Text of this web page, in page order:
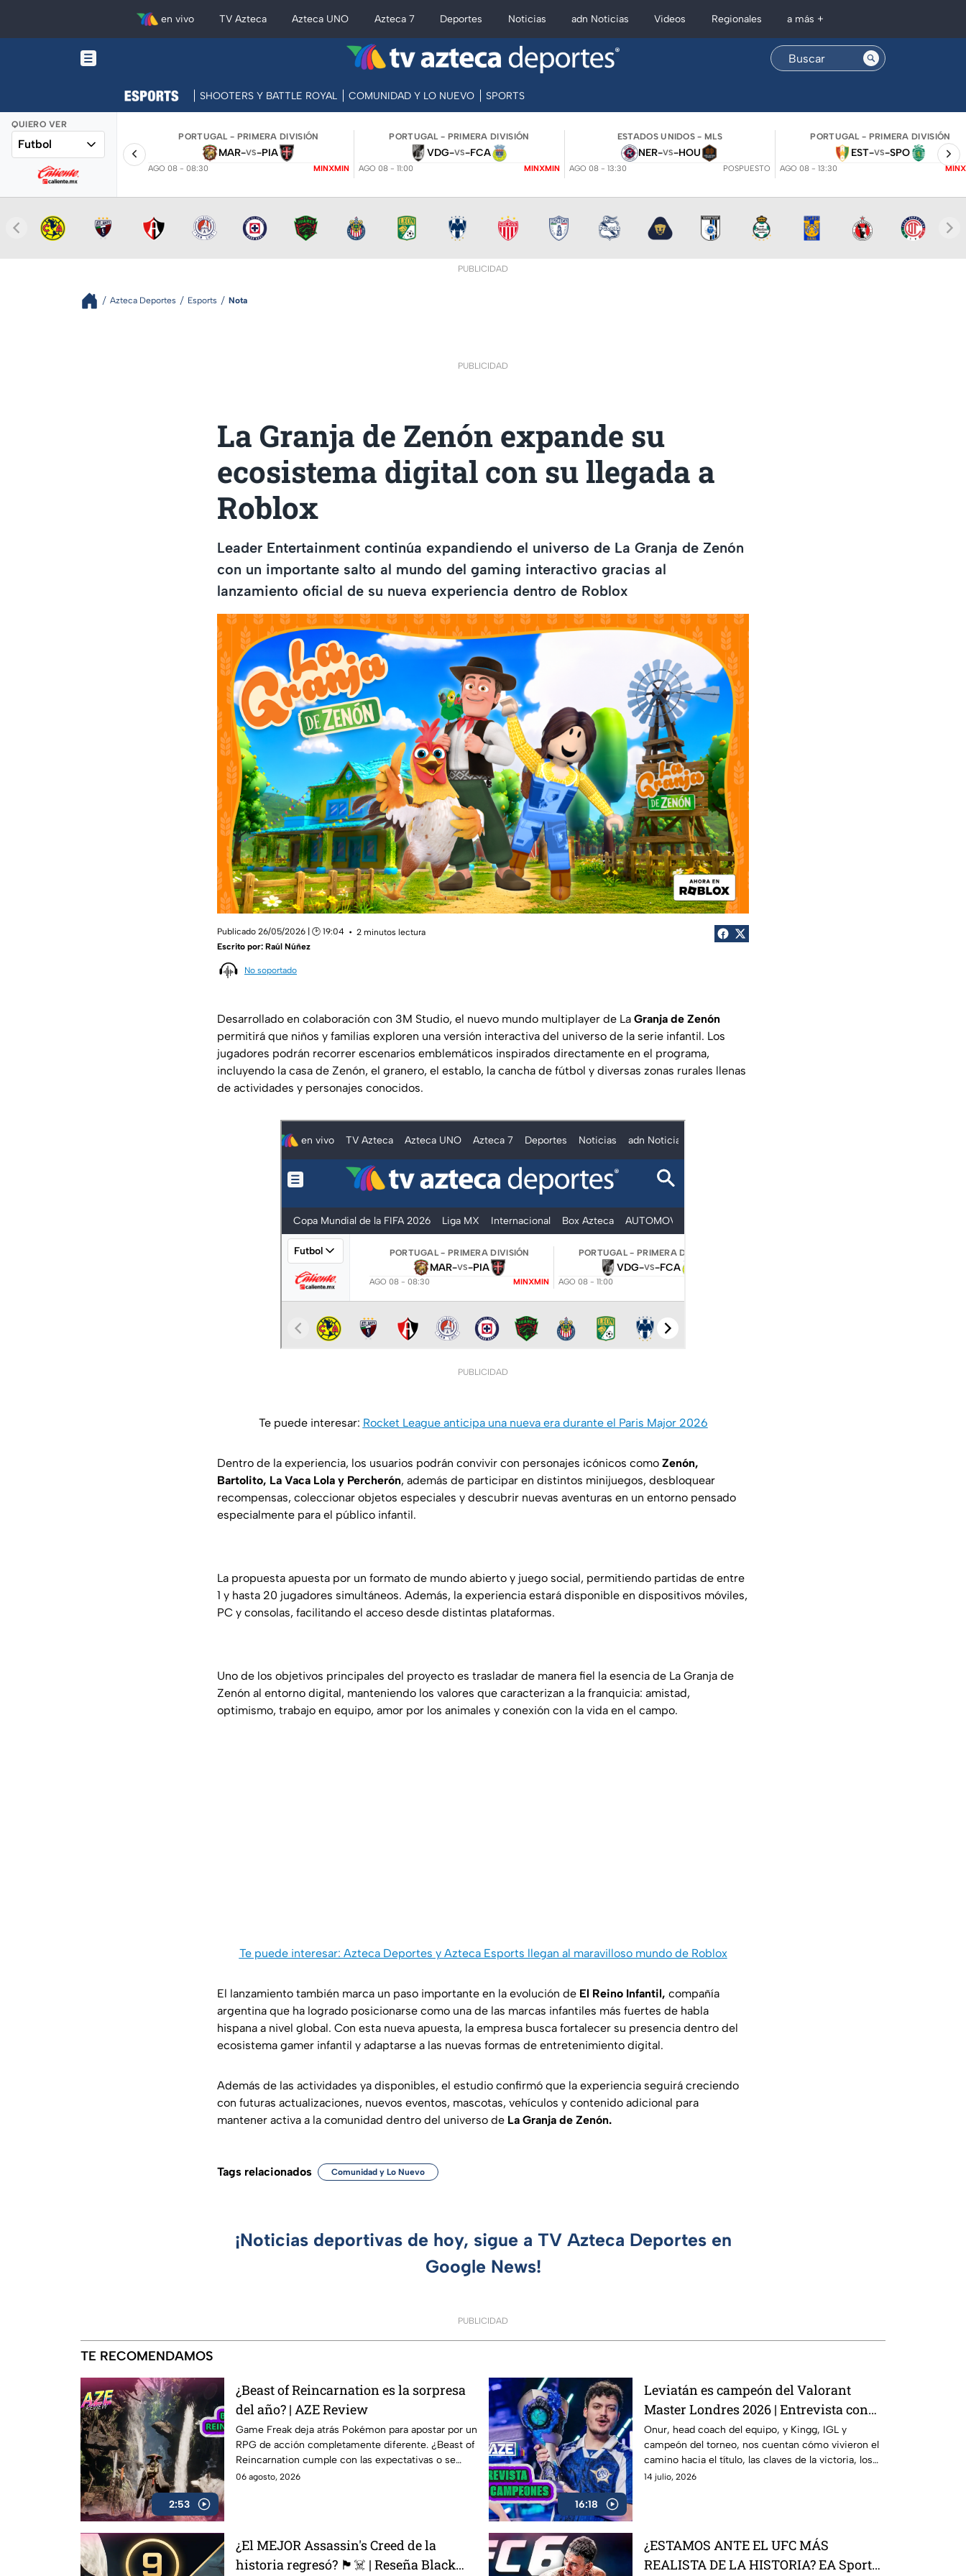
en vivo TV Azteca Azteca UNO Azteca 7 Deportes Noticias adn Noticias Videos Regionales a más +
SHOOTERS Y BATTLE ROYAL COMUNIDAD Y LO NUEVO SPORTS
QUIERO VER
Futbol
PORTUGAL - PRIMERA DIVISIÓN
MAR-VS-PIA
AGO 08 - 08:30 MINXMIN
PORTUGAL - PRIMERA DIVISIÓN
VDG-VS-FCA
AGO 08 - 11:00 MINXMIN
ESTADOS UNIDOS - MLS
NER-VS-HOU
AGO 08 - 13:30 POSPUESTO
PORTUGAL - PRIMERA DIVISIÓN
EST-VS-SPO
AGO 08 - 13:30
PUBLICIDAD
Azteca Deportes Esports Nota
PUBLICIDAD
La Granja de Zenón expande su
ecosistema digital con su llegada a
Roblox
Leader Entertainment continúa expandiendo el universo de La Granja de Zenón
con un importante salto al mundo del gaming interactivo gracias al
lanzamiento oficial de su nueva experiencia dentro de Roblox
Publicado 26/05/2026 | 🕑 19:04
2 minutos lectura
Escrito por: Raúl Núñez
No soportado
Desarrollado en colaboración con 3M Studio, el nuevo mundo multiplayer de La Granja de Zenón
permitirá que niños y familias exploren una versión interactiva del universo de la serie infantil. Los
jugadores podrán recorrer escenarios emblemáticos inspirados directamente en el programa,
incluyendo la casa de Zenón, el granero, el establo, la cancha de fútbol y diversas zonas rurales llenas
de actividades y personajes conocidos.
PUBLICIDAD
Te puede interesar: Rocket League anticipa una nueva era durante el Paris Major 2026
Dentro de la experiencia, los usuarios podrán convivir con personajes icónicos como Zenón,
Bartolito, La Vaca Lola y Percherón, además de participar en distintos minijuegos, desbloquear
recompensas, coleccionar objetos especiales y descubrir nuevas aventuras en un entorno pensado
especialmente para el público infantil.
La propuesta apuesta por un formato de mundo abierto y juego social, permitiendo partidas de entre
1 y hasta 20 jugadores simultáneos. Además, la experiencia estará disponible en dispositivos móviles,
PC y consolas, facilitando el acceso desde distintas plataformas.
Uno de los objetivos principales del proyecto es trasladar de manera fiel la esencia de La Granja de
Zenón al entorno digital, manteniendo los valores que caracterizan a la franquicia: amistad,
optimismo, trabajo en equipo, amor por los animales y conexión con la vida en el campo.
Te puede interesar: Azteca Deportes y Azteca Esports llegan al maravilloso mundo de Roblox
El lanzamiento también marca un paso importante en la evolución de El Reino Infantil, compañía
argentina que ha logrado posicionarse como una de las marcas infantiles más fuertes de habla
hispana a nivel global. Con esta nueva apuesta, la empresa busca fortalecer su presencia dentro del
ecosistema gamer infantil y adaptarse a las nuevas formas de entretenimiento digital.
Además de las actividades ya disponibles, el estudio confirmó que la experiencia seguirá creciendo
con futuras actualizaciones, nuevos eventos, mascotas, vehículos y contenido adicional para
mantener activa a la comunidad dentro del universo de La Granja de Zenón.
Tags relacionados Comunidad y Lo Nuevo
¡Noticias deportivas de hoy, sigue a TV Azteca Deportes en
Google News!
PUBLICIDAD
TE RECOMENDAMOS
2:53
¿Beast of Reincarnation es la sorpresa
del año? | AZE Review
Game Freak deja atrás Pokémon para apostar por un
RPG de acción completamente diferente. ¿Beast of
Reincarnation cumple con las expectativas o se
queda a medio camino? En nuestro AZE Review te
06 agosto, 2026
16:18
Leviatán es campeón del Valorant
Master Londres 2026 | Entrevista con
Onur y Kingg
Onur, head coach del equipo, y Kingg, IGL y
campeón del torneo, nos cuentan cómo vivieron el
camino hacia el título, las claves de la victoria, los
momentos más complicados del campeonato y lo
14 julio, 2026
¿El MEJOR Assassin's Creed de la
historia regresó? 🏴‍☠️ | Reseña Black
¿ESTAMOS ANTE EL UFC MÁS
REALISTA DE LA HISTORIA? EA Sports